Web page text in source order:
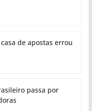
de apostas errou
passa por